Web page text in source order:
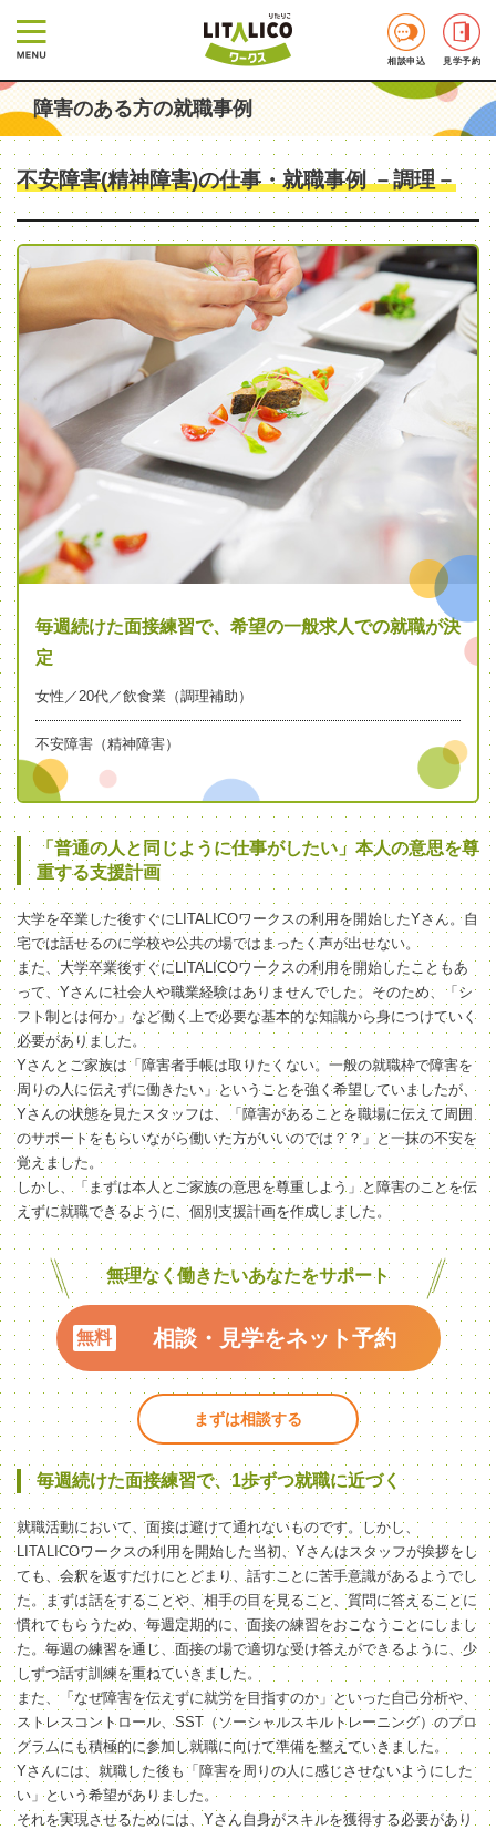
相談申込 見学予約
障害のある方の就職事例
不安障害(精神障害)の仕事・就職事例 －調理－
毎週続けた面接練習で、希望の一般求人での就職が決
定
女性／20代／飲食業（調理補助）
不安障害（精神障害）
「普通の人と同じように仕事がしたい」本人の意思を尊
重する支援計画
大学を卒業した後すぐにLITALICOワークスの利用を開始したYさん。自
宅では話せるのに学校や公共の場ではまったく声が出せない。
また、大学卒業後すぐにLITALICOワークスの利用を開始したこともあ
って、Yさんに社会人や職業経験はありませんでした。そのため、「シ
フト制とは何か」など働く上で必要な基本的な知識から身につけていく
必要がありました。
Yさんとご家族は「障害者手帳は取りたくない。一般の就職枠で障害を
周りの人に伝えずに働きたい」ということを強く希望していましたが、
Yさんの状態を見たスタッフは、「障害があることを職場に伝えて周囲
のサポートをもらいながら働いた方がいいのでは？？」と一抹の不安を
覚えました。
しかし、「まずは本人とご家族の意思を尊重しよう」と障害のことを伝
えずに就職できるように、個別支援計画を作成しました。
無理なく働きたいあなたをサポート
相談・見学をネット予約
まずは相談する
毎週続けた面接練習で、1歩ずつ就職に近づく
就職活動において、面接は避けて通れないものです。しかし、
LITALICOワークスの利用を開始した当初、Yさんはスタッフが挨拶をし
ても、会釈を返すだけにとどまり、話すことに苦手意識があるようでし
た。まずは話をすることや、相手の目を見ること、質問に答えることに
慣れてもらうため、毎週定期的に、面接の練習をおこなうことにしまし
た。毎週の練習を通じ、面接の場で適切な受け答えができるように、少
しずつ話す訓練を重ねていきました。
また、「なぜ障害を伝えずに就労を目指すのか」といった自己分析や、
ストレスコントロール、SST（ソーシャルスキルトレーニング）のプロ
グラムにも積極的に参加し就職に向けて準備を整えていきました。
Yさんには、就職した後も「障害を周りの人に感じさせないようにした
い」という希望がありました。
それを実現させるためには、Yさん自身がスキルを獲得する必要があり